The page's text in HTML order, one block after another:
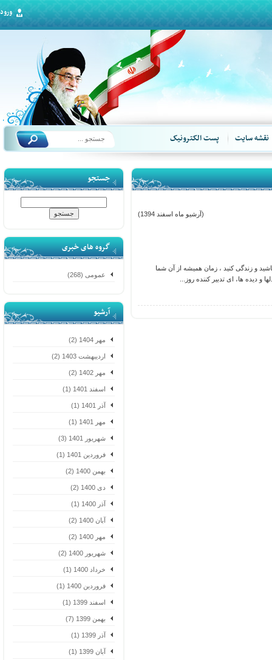
ورود
سایت پست الکترونیک
جستجو
گروه های خبری
عمومی (268)
آرشیو
مهر 1404 (2)
اردیبهشت 1403 (2)
مهر 1402 (2)
اسفند 1401 (1)
آذر 1401 (1)
مهر 1401 (1)
شهریور 1401 (3)
فروردین 1401 (1)
بهمن 1400 (2)
دی 1400 (2)
آذر 1400 (1)
آبان 1400 (2)
مهر 1400 (2)
شهریور 1400 (2)
خرداد 1400 (1)
فروردین 1400 (1)
اسفند 1399 (1)
بهمن 1399 (7)
آذر 1399 (1)
آبان 1399 (1)
(آرشیو ماه اسفند 1394)
و زندگی کنید ، زمان همیشه از آن شما
ها، ای تدبیر کننده روز...